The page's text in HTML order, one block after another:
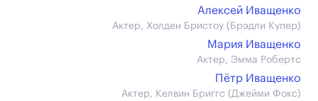
Алексей Иващенко
Актер, Холден Бристоу (Брэдли Купер)
Мария Иващенко
Актер, Эмма Робертс
Пётр Иващенко
Актер, Келвин Бриггс (Джейми Фокс)